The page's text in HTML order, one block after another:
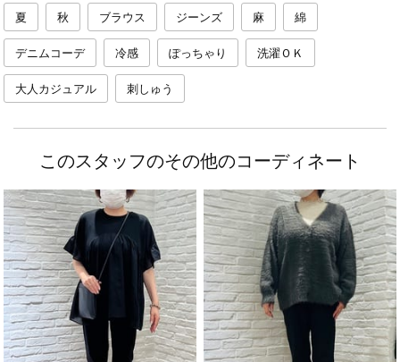
夏 秋 ブラウス ジーンズ 麻 綿
デニムコーデ 冷感 ぽっちゃり 洗濯ＯＫ
大人カジュアル 刺しゅう
このスタッフのその他のコーディネート